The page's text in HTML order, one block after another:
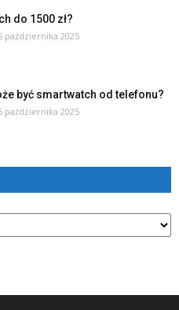
do 1500 zł?
października 2025
być smartwatch od telefonu?
października 2025